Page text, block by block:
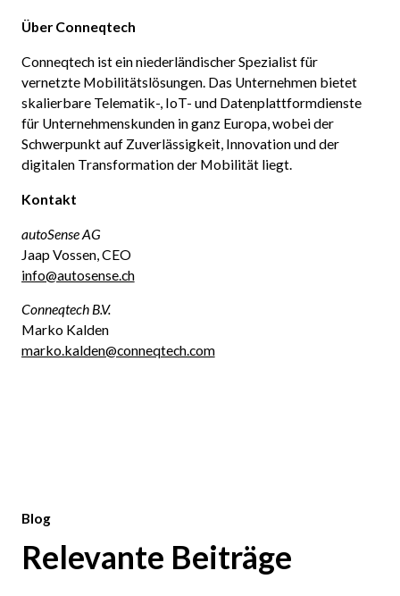
Über Conneqtech
Conneqtech ist ein niederländischer Spezialist für
vernetzte Mobilitätslösungen. Das Unternehmen bietet
skalierbare Telematik-, IoT- und Datenplattformdienste
für Unternehmenskunden in ganz Europa, wobei der
Schwerpunkt auf Zuverlässigkeit, Innovation und der
digitalen Transformation der Mobilität liegt.
Kontakt
autoSense AG
Jaap Vossen, CEO
info@autosense.ch
Conneqtech B.V.
Marko Kalden
marko.kalden@conneqtech.com
Blog
Relevante Beiträge